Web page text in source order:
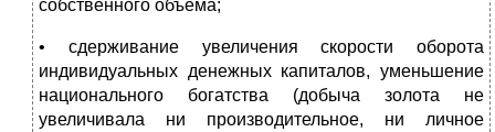
собственного объема;
• сдерживание увеличения скорости оборота
индивидуальных денеж­ных капиталов, уменьшение
национального богатства (добыча золота не
увеличивала ни производительное, ни личное